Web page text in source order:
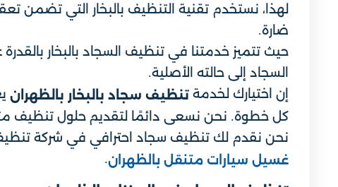
لهذا، نستخدم تقنية التنظيف بالبخار التي تضمن
ضارة.
حيث تتميز خدمتنا في تنظيف السجاد بالبخار
السجاد إلى حالته الأصلية.
إن اختيارك لخدمة تنظيف سجاد بالبخار بالظهران
كل خطوة. نحن نسعى دائمًا لتقديم حلول تنظيف
نحن نقدم لك تنظيف سجاد احترافي في شركة تنظيف
غسيل سيارات متنقل بالظهران.